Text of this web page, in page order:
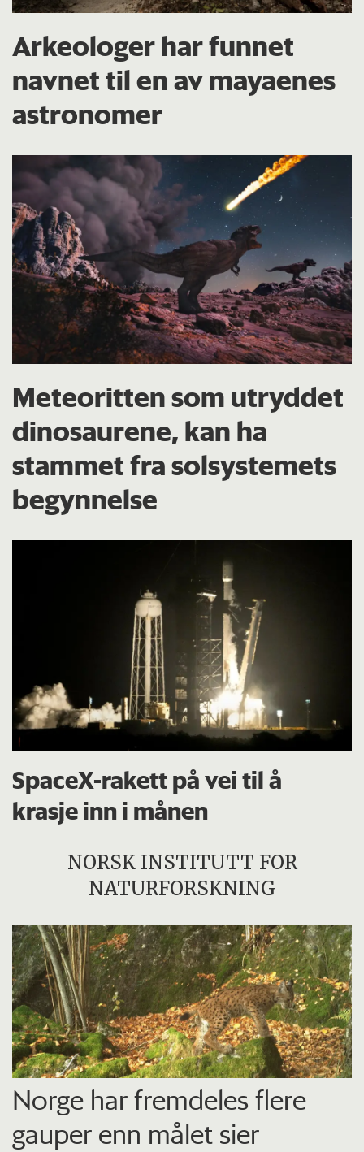
Arkeologer har funnet
navnet til en av mayaenes
astronomer
Meteoritten som utryddet
dinosaurene, kan ha
stammet fra solsystemets
begynnelse
SpaceX-rakett på vei til å
krasje inn i månen
NORSK INSTITUTT FOR
NATURFORSKNING
Norge har fremdeles flere
gauper enn målet sier